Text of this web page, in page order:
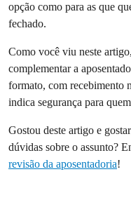
opção como para as que
fechado.
Como você viu neste
complementar a
formato, com recebimento
indica segurança para
Gostou deste artigo e
dúvidas sobre o assunto?
revisão da aposentadoria!